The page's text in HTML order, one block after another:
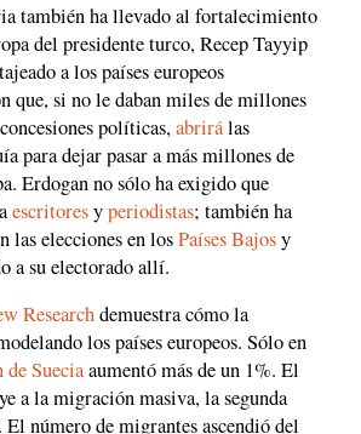
también ha llevado al fortalecimiento
del presidente turco, Recep Tayyip
a los países europeos
que, si no le daban miles de millones
políticas,abrirálas
para dejar pasar a más millones de
Erdogan no sólo ha exigido que
escritoresyperiodistas; también ha
las elecciones en losPaíses Bajosy
a su electorado allí.
Researchdemuestra cómo la
los países europeos. Sólo en
Sueciaaumentó más de un 1%. El
a la migración masiva, la segunda
número de migrantes ascendió del